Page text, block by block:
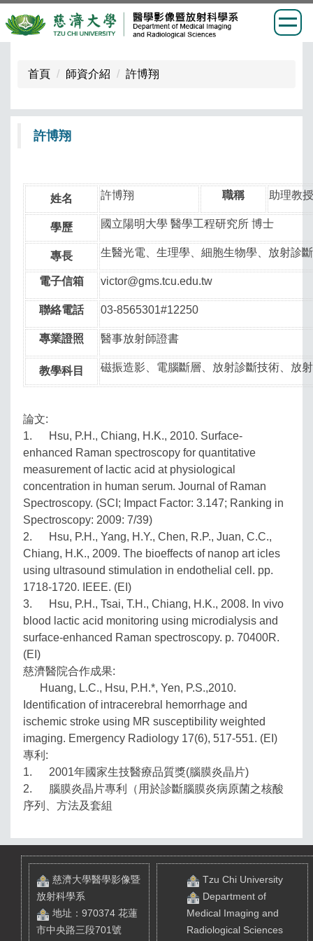
內
首頁 師資介紹 許博翔
許博翔
姓名 許博翔 職稱 助理教
學歷 國立陽明大學 醫學工程研究所 博士
專長 生醫光電、生理學、細胞生物學、放射診
電子信箱 victor@gms.tcu.edu.tw
聯絡電話 03-8565301#12250
專業證照 醫事放射師證書
教學科目 磁振造影、電腦斷層、放射診斷技術、放
論文:
1. Hsu, P.H., Chiang, H.K., 2010. Surface-
enhanced Raman spectroscopy for quantitative
measurement of lactic acid at physiological
concentration in human serum. Journal of Raman
Spectroscopy. (SCI; Impact Factor: 3.147; Ranking in
Spectroscopy: 2009: 7/39)
2. Hsu, P.H., Yang, H.Y., Chen, R.P., Juan, C.C.,
Chiang, H.K., 2009. The bioeffects of nanop art icles
using ultrasound stimulation in endothelial cell. pp.
1718-1720. IEEE. (EI)
3. Hsu, P.H., Tsai, T.H., Chiang, H.K., 2008. In vivo
blood lactic acid monitoring using microdialysis and
surface-enhanced Raman spectroscopy. p. 70400R.
(EI)
慈濟醫院合作成果:
Huang, L.C., Hsu, P.H.*, Yen, P.S.,2010.
Identification of intracerebral hemorrhage and
ischemic stroke using MR susceptibility weighted
imaging. Emergency Radiology 17(6), 517-551. (EI)
專利:
1. 2001年國家生技醫療品質獎(腦膜炎晶片)
2. 腦膜炎晶片專利（用於診斷腦膜炎病原菌之核酸
序列、方法及套組
慈濟大學醫學影像暨
放射科學系
地址：970374 花蓮
市中央路三段701號
Tzu Chi University
Department of
Medical Imaging and
Radiological Sciences